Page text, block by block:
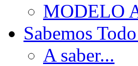
MODELO
Sabemos
A saber...